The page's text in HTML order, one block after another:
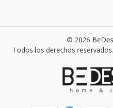
© 2026
Todos los derechos reservados.